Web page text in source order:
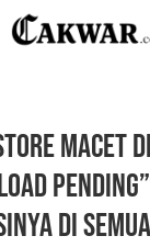
Macet
di